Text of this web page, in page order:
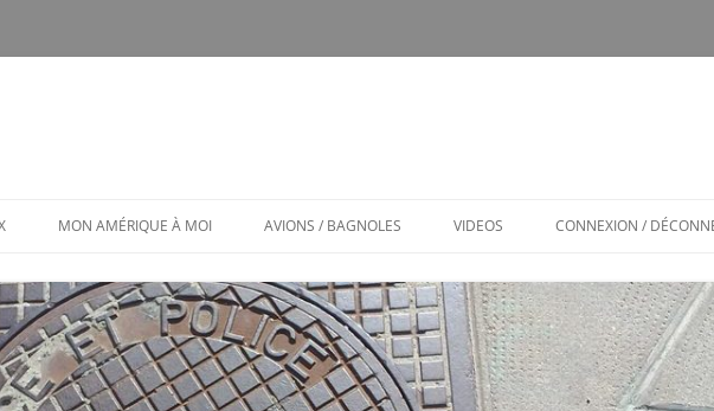
MON AMÉRIQUE À MOI
MON AMÉRIQUE À MOI / MENU LES PUBS TOXIQUES
ARCHITECTURE BIZARRE ET TOUT
VENANT
AVIONS / BAGNOLES
AVIONS ET BAGNOLES (MENU) 350SL / LOG
350 SL LES SOUCIS D’UNE
ADOPTION MAL GÉRÉE
VIDEOS CONNEXION /